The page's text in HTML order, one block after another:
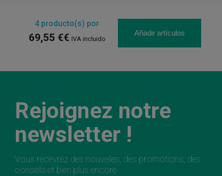
4producto(s) por
69,55 €€ IVA incluido
Añadir artículos
Rejoignez notre
newsletter !
Vous recevrez des nouvelles, des promotions, des
conseils et bien plus encore.